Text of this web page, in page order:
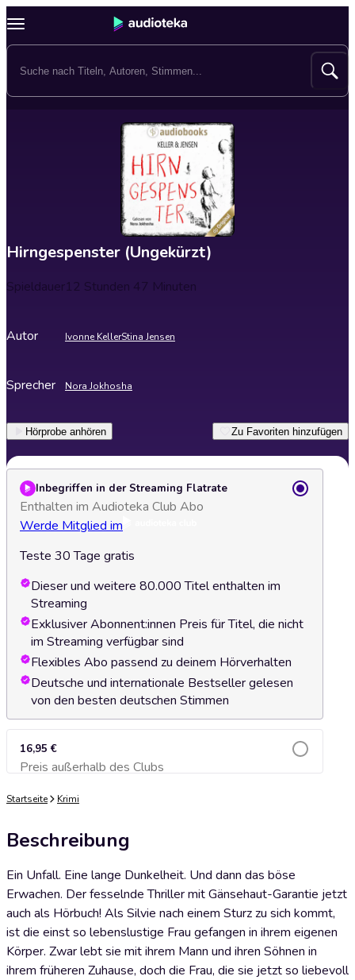
Hirngespenster (Ungekürzt)
Spieldauer12 Stunden 47 Minuten
Autor Ivonne KellerStina Jensen
Sprecher Nora Jokhosha
Hörprobe anhören Zu Favoriten hinzufügen
Inbegriffen in der Streaming Flatrate
Enthalten im Audioteka Club Abo
Werde Mitglied im
Teste 30 Tage gratis
Dieser und weitere 80.000 Titel enthalten im
Streaming
Exklusiver Abonnent:innen Preis für Titel, die nicht
im Streaming verfügbar sind
Flexibles Abo passend zu deinem Hörverhalten
Deutsche und internationale Bestseller gelesen
von den besten deutschen Stimmen
16,95 €
Preis außerhalb des ClubsZum Warenkorb hinzufügen
Startseite Krimi
Beschreibung
Ein Unfall. Eine lange Dunkelheit. Und dann das böse
Erwachen. Der fesselnde Thriller mit Gänsehaut-Garantie jetzt
auch als Hörbuch! Als Silvie nach einem Sturz zu sich kommt,
ist die einst so lebenslustige Frau gefangen in ihrem eigenen
Körper. Zwar lebt sie mit ihrem Mann und ihren Söhnen in
ihrem früheren Zuhause, doch die Frau, die sie jetzt so liebevoll